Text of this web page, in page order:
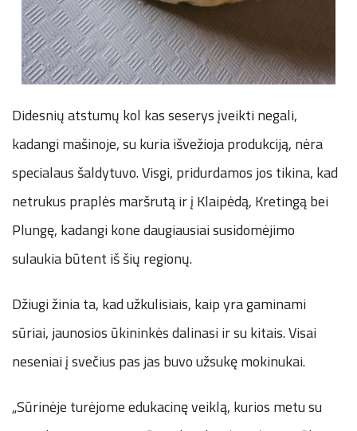
Didesnių atstumų kol kas seserys įveikti negali,
kadangi mašinoje, su kuria išvežioja produkciją, nėra
specialaus šaldytuvo. Visgi, pridurdamos jos tikina, kad
netrukus praplės maršrutą ir į Klaipėdą, Kretingą bei
Plungę, kadangi kone daugiausiai susidomėjimo
sulaukia būtent iš šių regionų.
Džiugi žinia ta, kad užkulisiais, kaip yra gaminami
sūriai, jaunosios ūkininkės dalinasi ir su kitais. Visai
neseniai į svečius pas jas buvo užsukę mokinukai.
„Sūrinėje turėjome edukacinę veiklą, kurios metu su